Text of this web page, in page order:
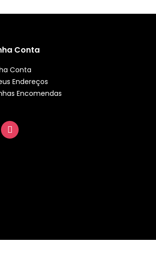
Conta
Conta
Endereços
Encomendas